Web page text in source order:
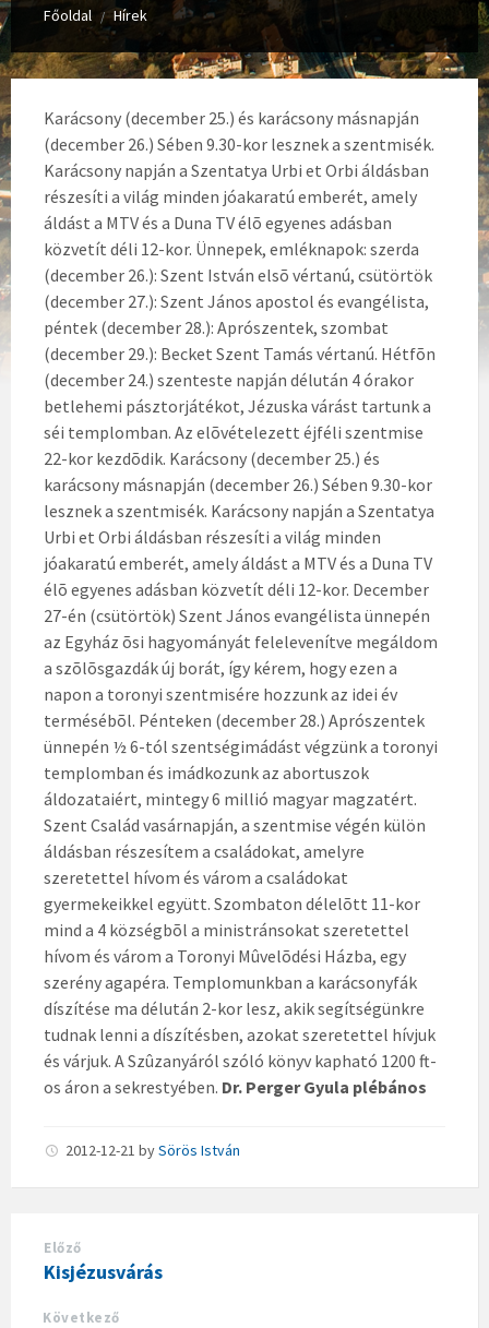
Főoldal / Hírek
Karácsony (december 25.) és karácsony másnapján
(december 26.) Sében 9.30-kor lesznek a szentmisék.
Karácsony napján a Szentatya Urbi et Orbi áldásban
részesíti a világ minden jóakaratú emberét, amely
áldást a MTV és a Duna TV élõ egyenes adásban
közvetít déli 12-kor. Ünnepek, emléknapok: szerda
(december 26.): Szent István elsõ vértanú, csütörtök
(december 27.): Szent János apostol és evangélista,
péntek (december 28.): Aprószentek, szombat
(december 29.): Becket Szent Tamás vértanú. Hétfõn
(december 24.) szenteste napján délután 4 órakor
betlehemi pásztorjátékot, Jézuska várást tartunk a
séi templomban. Az elõvételezett éjféli szentmise
22-kor kezdõdik. Karácsony (december 25.) és
karácsony másnapján (december 26.) Sében 9.30-kor
lesznek a szentmisék. Karácsony napján a Szentatya
Urbi et Orbi áldásban részesíti a világ minden
jóakaratú emberét, amely áldást a MTV és a Duna TV
élõ egyenes adásban közvetít déli 12-kor. December
27-én (csütörtök) Szent János evangélista ünnepén
az Egyház õsi hagyományát felelevenítve megáldom
a szõlõsgazdák új borát, így kérem, hogy ezen a
napon a toronyi szentmisére hozzunk az idei év
termésébõl. Pénteken (december 28.) Aprószentek
ünnepén ½ 6-tól szentségimádást végzünk a toronyi
templomban és imádkozunk az abortuszok
áldozataiért, mintegy 6 millió magyar magzatért.
Szent Család vasárnapján, a szentmise végén külön
áldásban részesítem a családokat, amelyre
szeretettel hívom és várom a családokat
gyermekeikkel együtt. Szombaton délelõtt 11-kor
mind a 4 községbõl a ministránsokat szeretettel
hívom és várom a Toronyi Mûvelõdési Házba, egy
szerény agapéra. Templomunkban a karácsonyfák
díszítése ma délután 2-kor lesz, akik segítségünkre
tudnak lenni a díszítésben, azokat szeretettel hívjuk
és várjuk. A Szûzanyáról szóló könyv kapható 1200 ft-
os áron a sekrestyében. Dr. Perger Gyula plébános
2012-12-21 bySörös István
Előző
Kisjézusvárás
Következő